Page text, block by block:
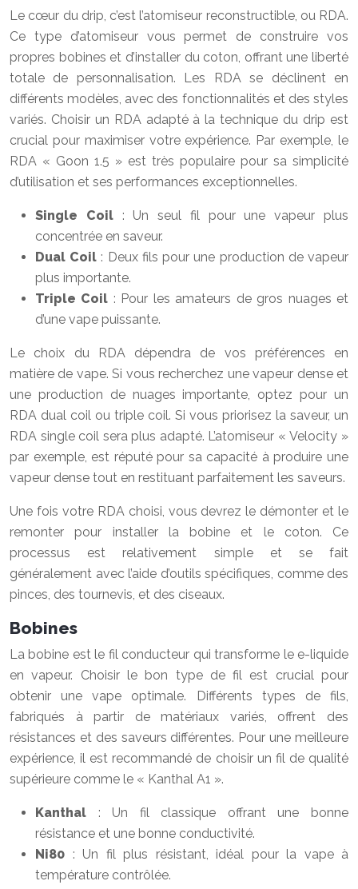
Le cœur du drip, c’est l’atomiseur reconstructible, ou RDA.
Ce type d’atomiseur vous permet de construire vos
propres bobines et d’installer du coton, offrant une liberté
totale de personnalisation. Les RDA se déclinent en
différents modèles, avec des fonctionnalités et des styles
variés. Choisir un RDA adapté à la technique du drip est
crucial pour maximiser votre expérience. Par exemple, le
RDA « Goon 1.5 » est très populaire pour sa simplicité
d’utilisation et ses performances exceptionnelles.
Single Coil : Un seul fil pour une vapeur plus
concentrée en saveur.
Dual Coil : Deux fils pour une production de vapeur
plus importante.
Triple Coil : Pour les amateurs de gros nuages et
d’une vape puissante.
Le choix du RDA dépendra de vos préférences en
matière de vape. Si vous recherchez une vapeur dense et
une production de nuages importante, optez pour un
RDA dual coil ou triple coil. Si vous priorisez la saveur, un
RDA single coil sera plus adapté. L’atomiseur « Velocity »
par exemple, est réputé pour sa capacité à produire une
vapeur dense tout en restituant parfaitement les saveurs.
Une fois votre RDA choisi, vous devrez le démonter et le
remonter pour installer la bobine et le coton. Ce
processus est relativement simple et se fait
généralement avec l’aide d’outils spécifiques, comme des
pinces, des tournevis, et des ciseaux.
Bobines
La bobine est le fil conducteur qui transforme le e-liquide
en vapeur. Choisir le bon type de fil est crucial pour
obtenir une vape optimale. Différents types de fils,
fabriqués à partir de matériaux variés, offrent des
résistances et des saveurs différentes. Pour une meilleure
expérience, il est recommandé de choisir un fil de qualité
supérieure comme le « Kanthal A1 ».
Kanthal : Un fil classique offrant une bonne
résistance et une bonne conductivité.
Ni80 : Un fil plus résistant, idéal pour la vape à
température contrôlée.